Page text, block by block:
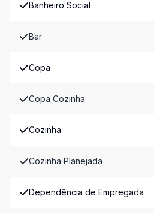
Banheiro Social
Bar
Copa
Copa Cozinha
Cozinha
Cozinha Planejada
Dependência de Empregada